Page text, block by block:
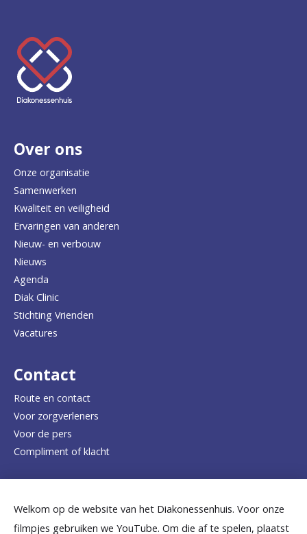
Welkom op de website van het Diakonessenhuis. Voor onze
filmpjes gebruiken we YouTube. Om die af te spelen, plaatst
K
e
e
t
e
r
u
g
n
a
a
d
e
h
o
p
Over ons
Onze organisatie
Samenwerken
Kwaliteit en veiligheid
Ervaringen van anderen
Nieuw- en verbouw
Nieuws
Agenda
Diak Clinic
Stichting Vrienden
Vacatures
Contact
Route en contact
Voor zorgverleners
Voor de pers
Compliment of klacht
Dicht bij jou